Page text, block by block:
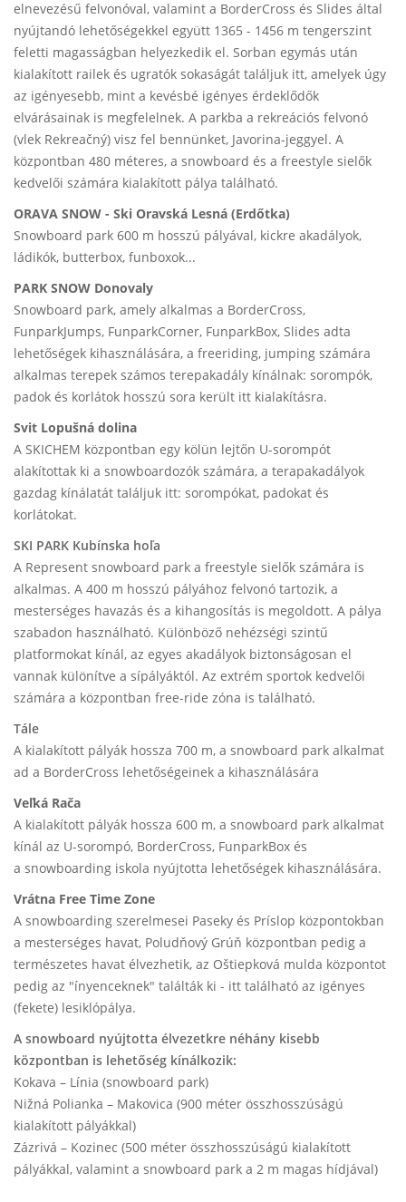
elnevezésű felvonóval, valamint a BorderCross és Slides által
nyújtandó lehetőségekkel együtt 1365 - 1456 m tengerszint
feletti magasságban helyezkedik el. Sorban egymás után
kialakított railek és ugratók sokaságát találjuk itt, amelyek úgy
az igényesebb, mint a kevésbé igényes érdeklődők
elvárásainak is megfelelnek. A parkba a rekreációs felvonó
(vlek Rekreačný) visz fel bennünket, Javorina-jeggyel. A
központban 480 méteres, a snowboard és a freestyle sielők
kedvelői számára kialakított pálya található.
ORAVA SNOW - Ski Oravská Lesná (Erdőtka)
Snowboard park 600 m hosszú pályával, kickre akadályok,
ládikók, butterbox, funboxok...
PARK SNOW Donovaly
Snowboard park, amely alkalmas a BorderCross,
FunparkJumps, FunparkCorner, FunparkBox, Slides adta
lehetőségek kihasználására, a freeriding, jumping számára
alkalmas terepek számos terepakadály kínálnak: sorompók,
padok és korlátok hosszú sora került itt kialakításra.
Svit Lopušná dolina
A SKICHEM központban egy kölün lejtőn U-sorompót
alakítottak ki a snowboardozók számára, a terapakadályok
gazdag kínálatát találjuk itt: sorompókat, padokat és
korlátokat.
SKI PARK Kubínska hoľa
A Represent snowboard park a freestyle sielők számára is
alkalmas. A 400 m hosszú pályához felvonó tartozik, a
mesterséges havazás és a kihangosítás is megoldott. A pálya
szabadon használható. Különböző nehézségi szintű
platformokat kínál, az egyes akadályok biztonságosan el
vannak különítve a sípályáktól. Az extrém sportok kedvelői
számára a központban free-ride zóna is található.
Tále
A kialakított pályák hossza 700 m, a snowboard park alkalmat
ad a BorderCross lehetőségeinek a kihasználására
Veľká Rača
A kialakított pályák hossza 600 m, a snowboard park alkalmat
kínál az U-sorompó, BorderCross, FunparkBox és
a snowboarding iskola nyújtotta lehetőségek kihasználására.
Vrátna Free Time Zone
A snowboarding szerelmesei Paseky és Príslop központokban
a mesterséges havat, Poludňový Grúň központban pedig a
természetes havat élvezhetik, az Oštiepková mulda központot
pedig az "ínyenceknek" találták ki - itt található az igényes
(fekete) lesiklópálya.
A snowboard nyújtotta élvezetkre néhány kisebb
központban is lehetőség kínálkozik:
Kokava – Línia (snowboard park)
Nižná Polianka – Makovica (900 méter összhosszúságú
kialakított pályákkal)
Zázrivá – Kozinec (500 méter összhosszúságú kialakított
pályákkal, valamint a snowboard park a 2 m magas hídjával)